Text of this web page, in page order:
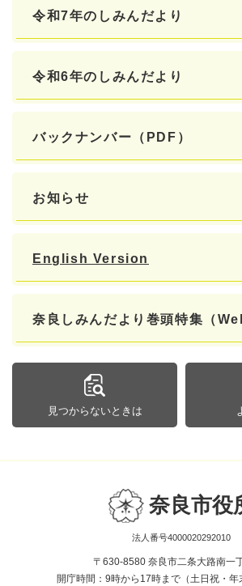
令和7年のしみんだより
令和6年のしみんだより
バックナンバー（PDF）
お知らせ
English Version
奈良しみんだより巻頭特集（
見つからないときは
奈良市役
法人番号4000020292010
〒630-8580 奈良市二条大路南一
開庁時間：9時から17時まで（土日祝・年